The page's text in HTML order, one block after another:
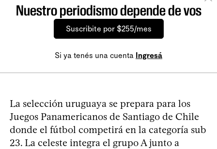
Nuestro periodismo depende de vos
Suscribite por $255/mes
Si ya tenés una cuenta Ingresá
La selección uruguaya se prepara para los
Juegos Panamericanos de Santiago de Chile
donde el fútbol competirá en la categoría sub
23. La celeste integra el grupo A junto a